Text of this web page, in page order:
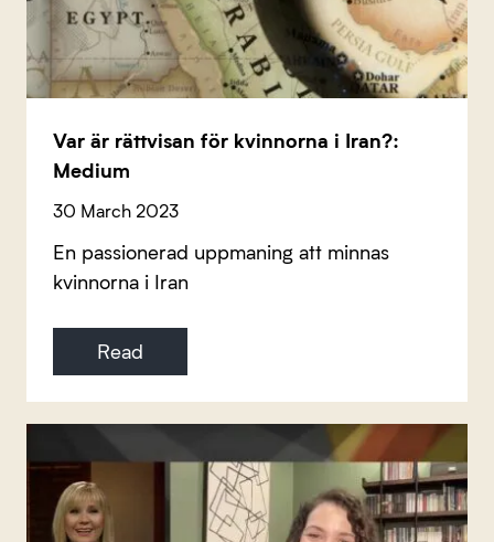
Var är rättvisan för kvinnorna i Iran?:
Medium
30 March 2023
En passionerad uppmaning att minnas
kvinnorna i Iran
Read